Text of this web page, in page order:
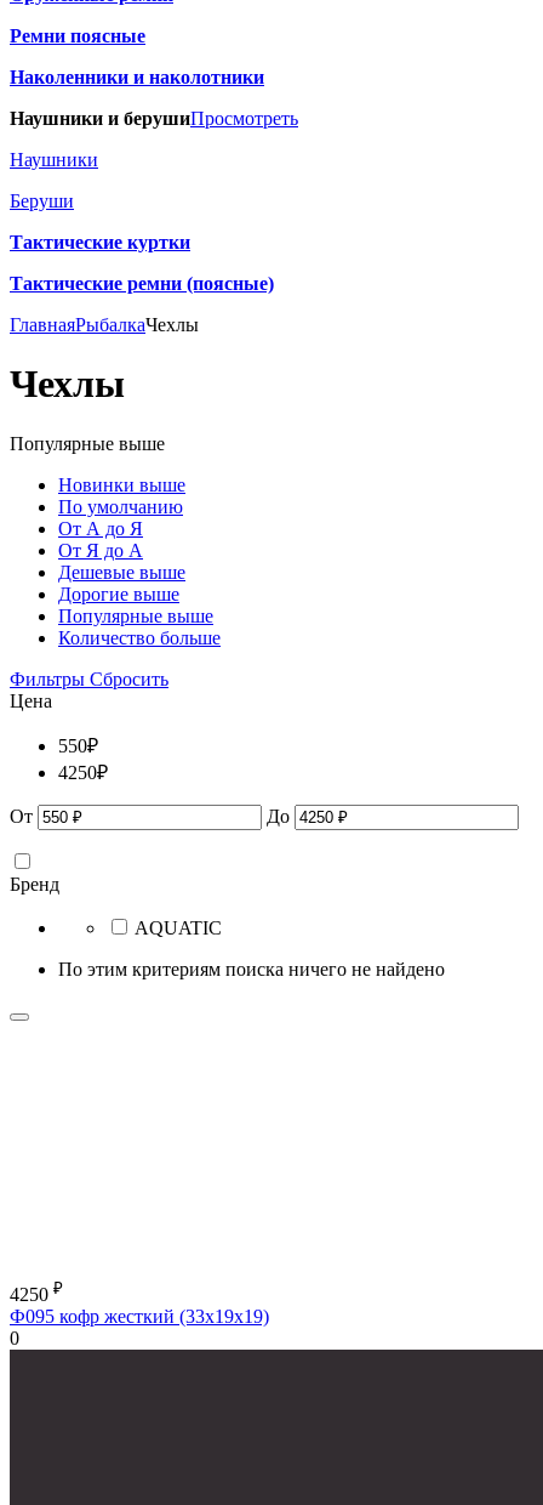
Ремни поясные
Наколенники и наколотники
Наушники и берушиПросмотреть
Наушники
Беруши
Тактические куртки
Тактические ремни (поясные)
ГлавнаяРыбалкаЧехлы
Чехлы
Популярные выше
Новинки выше
По умолчанию
От А до Я
От Я до А
Дешевые выше
Дорогие выше
Популярные выше
Количество больше
Фильтры Сбросить
Цена
550₽
4250₽
От До
Бренд
AQUATIC
По этим критериям поиска ничего не найдено
4250 ₽
Ф095 кофр жесткий (33х19х19)
0